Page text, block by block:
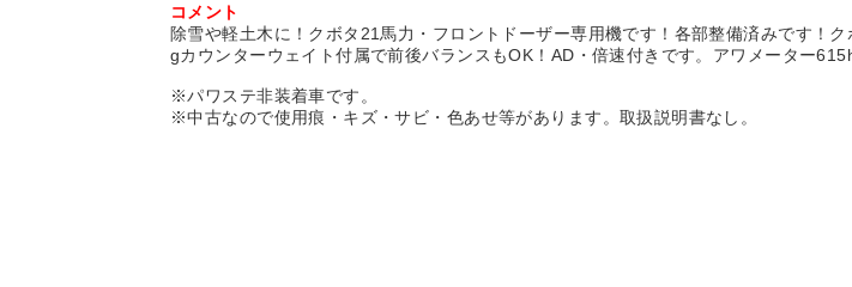
コメント
除雪や軽土木に！クボタ21馬力・フロントドーザー専用機です！各部整備済みです！
gカウンターウェイト付属で前後バランスもOK！AD・倍速付きです。アワメーター615h
※パワステ非装着車です。
※中古なので使用痕・キズ・サビ・色あせ等があります。取扱説明書なし。